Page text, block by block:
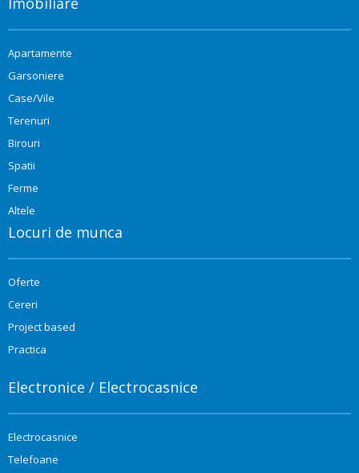
Apartamente
Garsoniere
Case/Vile
Terenuri
Birouri
Spatii
Ferme
Altele
Locuri de munca
Oferte
Cereri
Project based
Practica
Electronice / Electrocasnice
Electrocasnice
Telefoane